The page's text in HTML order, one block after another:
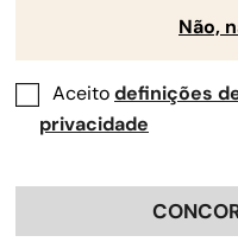
Help Center > Produto e
Cultivo > Genética
Não,
Aceitodefinições
privacidade